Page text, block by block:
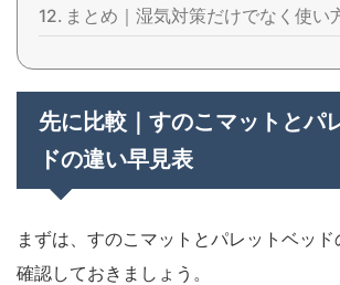
まとめ｜湿気対策だけでなく使い
先に比較｜すのこマットとパ
ドの違い早見表
まずは、すのこマットとパレットベッド
確認しておきましょう。